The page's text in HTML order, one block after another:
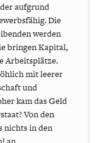
aufgrund
Die
werden
bringen Kapital,
Arbeitsplätze.
mit leerer
und
kam das Geld
Von den
nichts in den